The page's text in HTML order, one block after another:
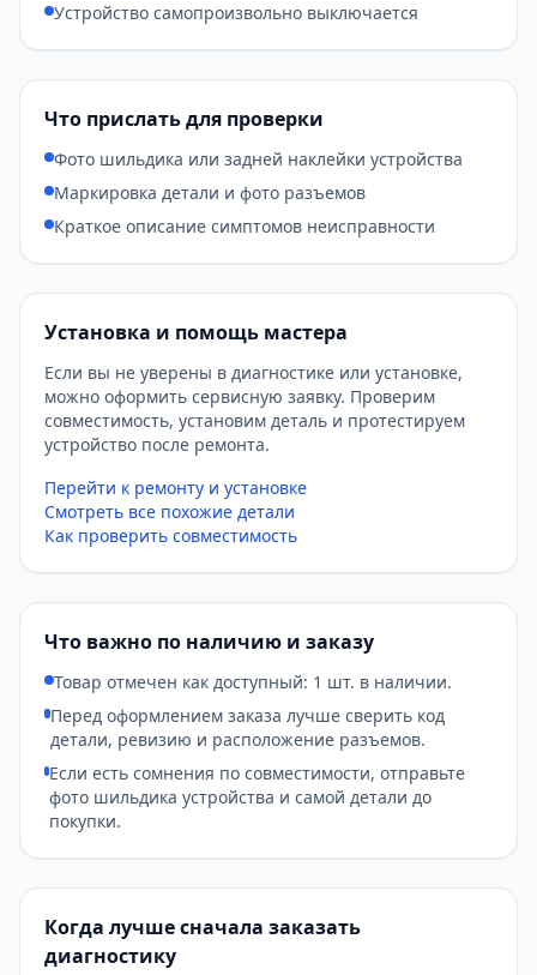
Устройство самопроизвольно выключается
Что прислать для проверки
Фото шильдика или задней наклейки устройства
Маркировка детали и фото разъемов
Краткое описание симптомов неисправности
Установка и помощь мастера
Если вы не уверены в диагностике или установке,
можно оформить сервисную заявку. Проверим
совместимость, установим деталь и протестируем
устройство после ремонта.
Перейти к ремонту и установке
Смотреть все похожие детали
Как проверить совместимость
Что важно по наличию и заказу
Товар отмечен как доступный: 1 шт. в наличии.
Перед оформлением заказа лучше сверить код
детали, ревизию и расположение разъемов.
Если есть сомнения по совместимости, отправьте
фото шильдика устройства и самой детали до
покупки.
Когда лучше сначала заказать
диагностику